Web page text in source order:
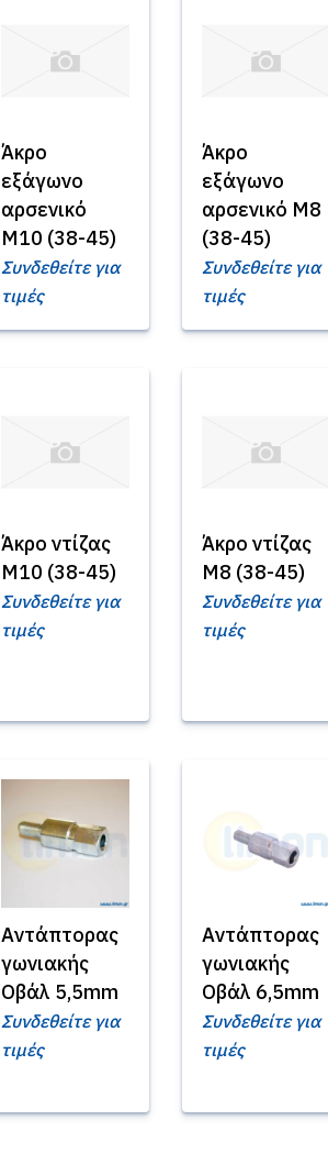
Άκρο
εξάγωνο
αρσενικό
Μ10 (38-45)
Συνδεθείτε για
τιμές
Άκρο
εξάγωνο
αρσενικό Μ8
(38-45)
Συνδεθείτε για
τιμές
Άκρο ντίζας
Μ10 (38-45)
Συνδεθείτε για
τιμές
Άκρο ντίζας
Μ8 (38-45)
Συνδεθείτε για
τιμές
Αντάπτορας
γωνιακής
Οβάλ 5,5mm
Συνδεθείτε για
τιμές
Αντάπτορας
γωνιακής
Οβάλ 6,5mm
Συνδεθείτε για
τιμές